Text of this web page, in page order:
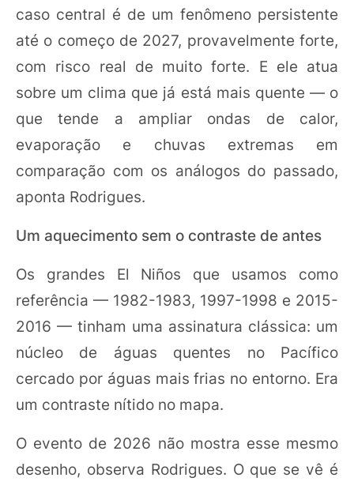
caso central é de um fenômeno persistente
até o começo de 2027, provavelmente forte,
com risco real de muito forte. E ele atua
sobre um clima que já está mais quente — o
que tende a ampliar ondas de calor,
evaporação e chuvas extremas em
comparação com os análogos do passado,
aponta Rodrigues.
Um aquecimento sem o contraste de antes
Os grandes El Niños que usamos como
referência — 1982-1983, 1997-1998 e 2015-
2016 — tinham uma assinatura clássica: um
núcleo de águas quentes no Pacífico
cercado por águas mais frias no entorno. Era
um contraste nítido no mapa.
O evento de 2026 não mostra esse mesmo
desenho, observa Rodrigues. O que se vê é